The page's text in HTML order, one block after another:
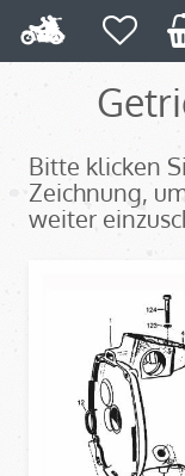
Bitte klicken
Zeichnung,
weiter